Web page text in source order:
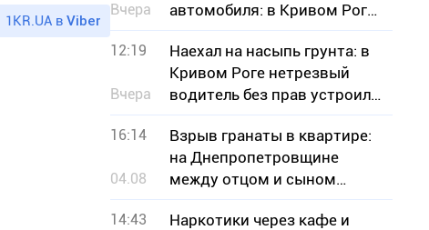
1KR.UA в Viber
Вчера
автомобиля: в Кривом Роге
задержали нетрезвого
мужчину
12:19
Вчера
Наехал на насыпь грунта: в
Кривом Роге нетрезвый
водитель без прав устроил
ДТП
16:14
04.08
Взрыв гранаты в квартире:
на Днепропетровщине
между отцом и сыном
произошел конфликт
14:43
Наркотики через кафе и